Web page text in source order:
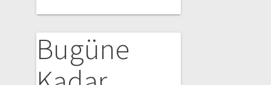
Bugüne